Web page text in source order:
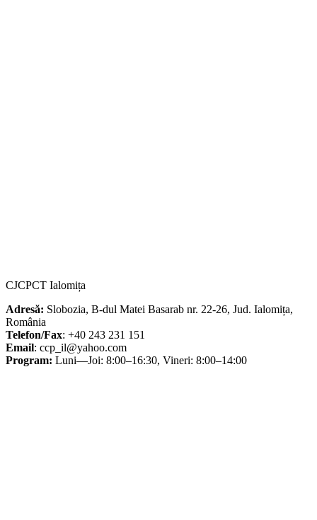
CJCPCT Ialomița
Adresă: Slobozia, B-dul Matei Basarab nr. 22-26, Jud. Ialomița,
România
Telefon/Fax: +40 243 231 151
Email: ccp_il@yahoo.com
Program: Luni—Joi: 8:00–16:30, Vineri: 8:00–14:00